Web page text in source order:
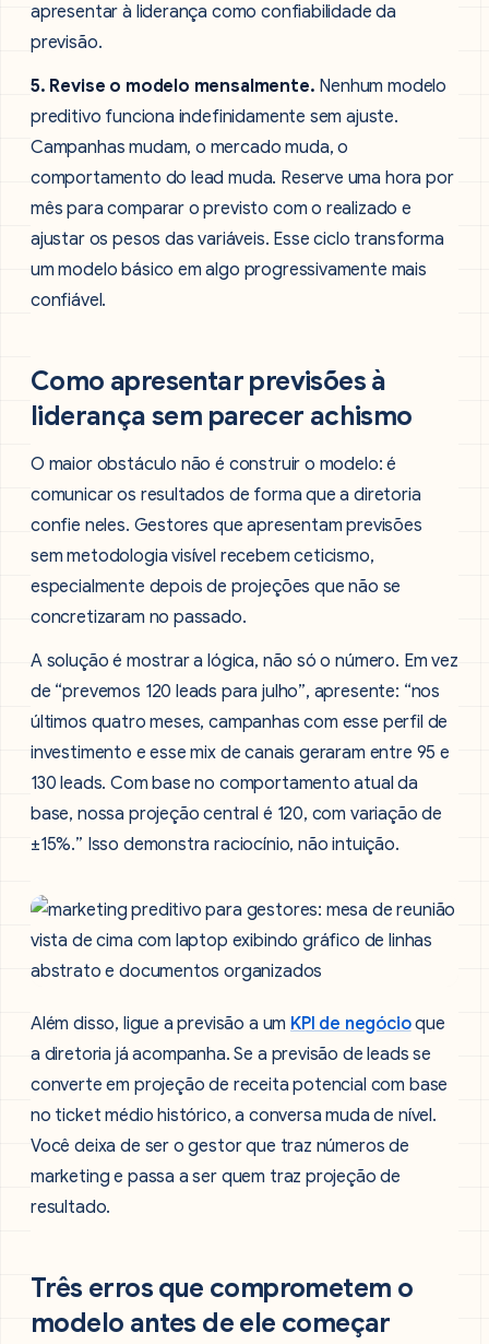
apresentar à liderança como confiabilidade da
previsão.
5. Revise o modelo mensalmente. Nenhum modelo
preditivo funciona indefinidamente sem ajuste.
Campanhas mudam, o mercado muda, o
comportamento do lead muda. Reserve uma hora por
mês para comparar o previsto com o realizado e
ajustar os pesos das variáveis. Esse ciclo transforma
um modelo básico em algo progressivamente mais
confiável.
Como apresentar previsões à
liderança sem parecer achismo
O maior obstáculo não é construir o modelo: é
comunicar os resultados de forma que a diretoria
confie neles. Gestores que apresentam previsões
sem metodologia visível recebem ceticismo,
especialmente depois de projeções que não se
concretizaram no passado.
A solução é mostrar a lógica, não só o número. Em vez
de “prevemos 120 leads para julho”, apresente: “nos
últimos quatro meses, campanhas com esse perfil de
investimento e esse mix de canais geraram entre 95 e
130 leads. Com base no comportamento atual da
base, nossa projeção central é 120, com variação de
±15%.” Isso demonstra raciocínio, não intuição.
Além disso, ligue a previsão a um KPI de negócioque
a diretoria já acompanha. Se a previsão de leads se
converte em projeção de receita potencial com base
no ticket médio histórico, a conversa muda de nível.
Você deixa de ser o gestor que traz números de
marketing e passa a ser quem traz projeção de
resultado.
Três erros que comprometem o
modelo antes de ele começar